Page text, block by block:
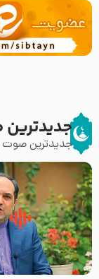
جدیدترین
پیامبر صلی الله علیه
فرمودند وای بر بچه